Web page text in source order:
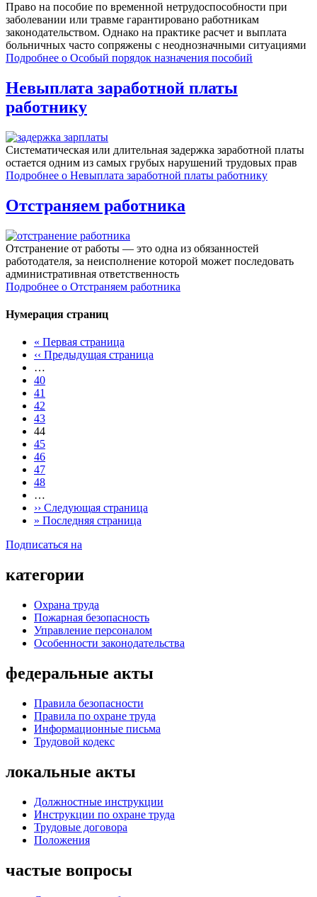
Право на пособие по временной нетрудоспособности при
заболевании или травме гарантировано работникам
законодательством. Однако на практике расчет и выплата
больничных часто сопряжены с неоднозначными ситуациями
Подробнее о Особый порядок назначения пособий
Невыплата заработной платы
работнику
Систематическая или длительная задержка заработной платы
остается одним из самых грубых нарушений трудовых прав
Подробнее о Невыплата заработной платы работнику
Отстраняем работника
Отстранение от работы — это одна из обязанностей
работодателя, за неисполнение которой может последовать
административная ответственность
Подробнее о Отстраняем работника
Нумерация страниц
« Первая страница
‹‹ Предыдущая страница
…
40
41
42
43
44
45
46
47
48
…
›› Следующая страница
» Последняя страница
Подписаться на
категории
Охрана труда
Пожарная безопасность
Управление персоналом
Особенности законодательства
федеральные акты
Правила безопасности
Правила по охране труда
Информационные письма
Трудовой кодекс
локальные акты
Должностные инструкции
Инструкции по охране труда
Трудовые договора
Положения
частые вопросы